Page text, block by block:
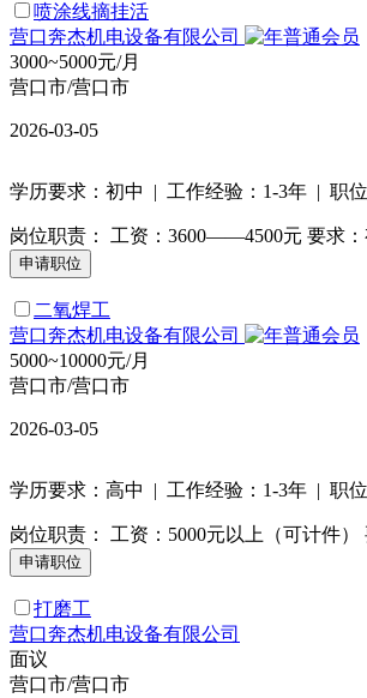
喷涂线摘挂活
营口奔杰机电设备有限公司
3000~5000元/月
营口市/营口市
2026-03-05
学历要求：初中 | 工作经验：1-3年 | 职
岗位职责： 工资：3600——4500元 要求：
二氧焊工
营口奔杰机电设备有限公司
5000~10000元/月
营口市/营口市
2026-03-05
学历要求：高中 | 工作经验：1-3年 | 职
岗位职责： 工资：5000元以上（可计件）
打磨工
营口奔杰机电设备有限公司
面议
营口市/营口市